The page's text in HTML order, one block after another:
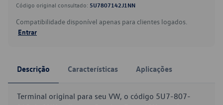
Código original consultado: 5U7807142J1NN
Compatibilidade disponível apenas para clientes logados.
Entrar
Descrição Características Aplicações
Terminal original para seu VW, o código 5U7-807-